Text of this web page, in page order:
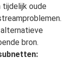
tijdelijk oude
bron.